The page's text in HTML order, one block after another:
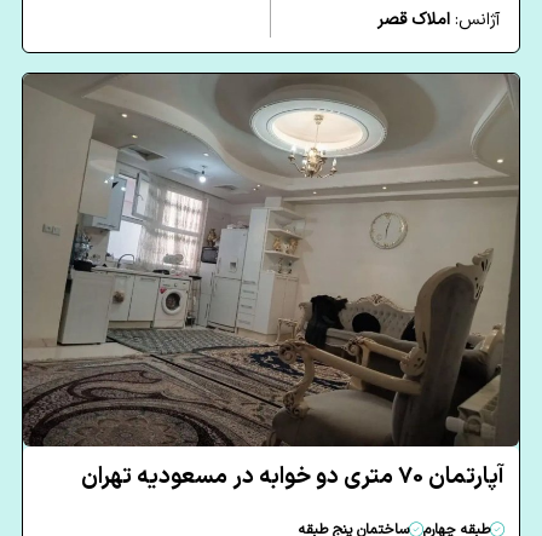
آژانس:املاک قصر
آپارتمان 70 متری دو خوابه در مسعودیه تهران
طبقه چهارم
ساختمان پنج طبقه